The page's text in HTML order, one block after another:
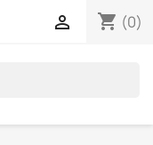
shopping_cart (0)
